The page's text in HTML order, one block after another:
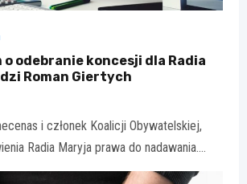
o odebranie koncesji dla Radia
Roman Giertych
i członek Koalicji Obywatelskiej,
Radia Maryja prawa do nadawania.…